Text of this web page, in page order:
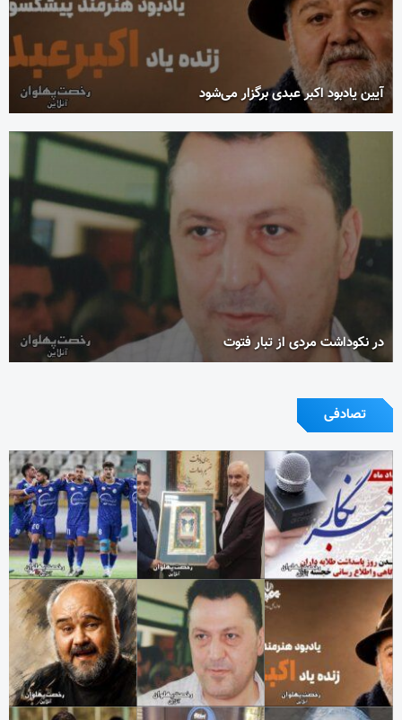
آیین یادبود اکبر عبدی برگزار می‌شود
در نکوداشت مردی از تبار فتوت
تصادفی